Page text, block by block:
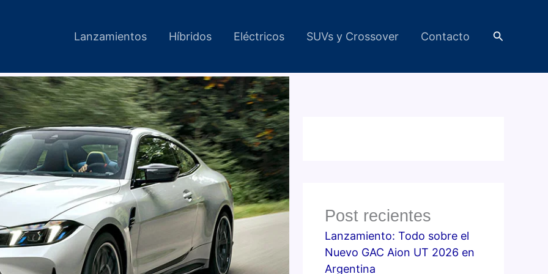
Lanzamientos Híbridos Eléctricos SUVs y Crossover Contacto Buscar
Post recientes
Lanzamiento: Todo sobre el
Nuevo GAC Aion UT 2026 en
Argentina